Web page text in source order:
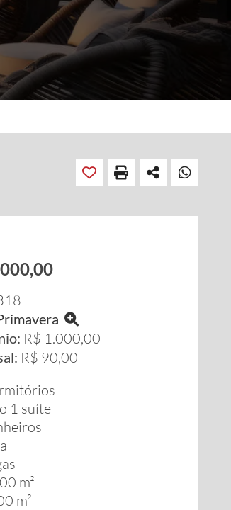
R$ 1.000,00
R$ 90,00
1 suíte
m²
m²